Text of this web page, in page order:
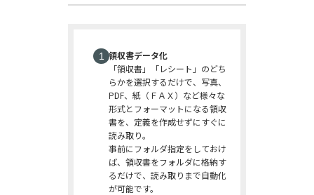
領収書データ化
「領収書」「レシート」のどち
らかを選択するだけで、写真、
PDF、紙（ＦＡＸ）など様々な
形式とフォーマットになる領収
書を、定義を作成せずにすぐに
読み取り。
事前にフォルダ指定をしておけ
ば、領収書をフォルダに格納す
るだけで、読み取りまで自動化
が可能です。